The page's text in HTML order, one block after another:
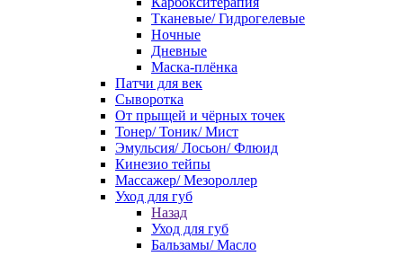
Тканевые/ Гидрогелевые
Ночные
Дневные
Маска-плёнка
Патчи для век
Сыворотка
От прыщей и чёрных точек
Тонер/ Тоник/ Мист
Эмульсия/ Лосьон/ Флюид
Кинезио тейпы
Массажер/ Мезороллер
Уход для губ
Назад
Уход для губ
Бальзамы/ Масло